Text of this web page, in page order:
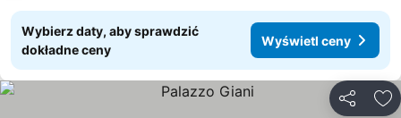
Wybierz daty, aby sprawdzić
dokładne ceny
Wyświetl ceny